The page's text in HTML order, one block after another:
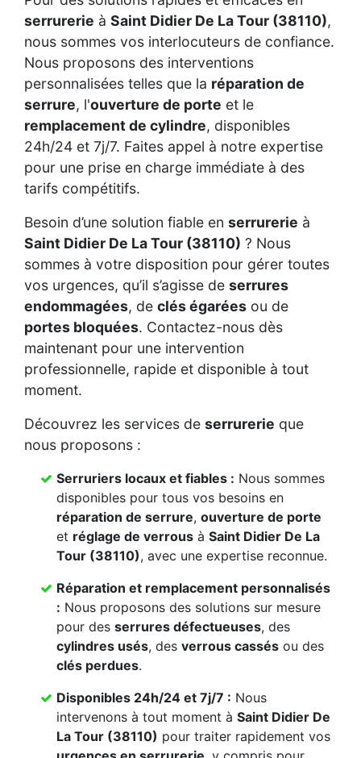
serrurerie à Saint Didier De La Tour (38110),
nous sommes vos interlocuteurs de confiance.
Nous proposons des interventions
personnalisées telles que la réparation de
serrure, l'ouverture de porte et le
remplacement de cylindre, disponibles
24h/24 et 7j/7. Faites appel à notre expertise
pour une prise en charge immédiate à des
tarifs compétitifs.
Besoin d’une solution fiable en serrurerie à
Saint Didier De La Tour (38110) ? Nous
sommes à votre disposition pour gérer toutes
vos urgences, qu’il s’agisse de serrures
endommagées, de clés égarées ou de
portes bloquées. Contactez-nous dès
maintenant pour une intervention
professionnelle, rapide et disponible à tout
moment.
Découvrez les services de serrurerie que
nous proposons :
Serruriers locaux et fiables : Nous sommes
disponibles pour tous vos besoins en
réparation de serrure, ouverture de porte
et réglage de verrous à Saint Didier De La
Tour (38110), avec une expertise reconnue.
Réparation et remplacement personnalisés
: Nous proposons des solutions sur mesure
pour des serrures défectueuses, des
cylindres usés, des verrous cassés ou des
clés perdues.
Disponibles 24h/24 et 7j/7 : Nous
intervenons à tout moment à Saint Didier De
La Tour (38110) pour traiter rapidement vos